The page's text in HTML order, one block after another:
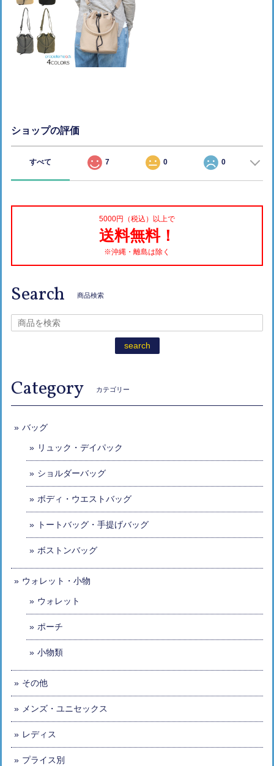
ショップの評価
すべて 7 0 0
5000円（税込）以上で
送料無料！
※沖縄・離島は除く
Search 商品検索
search
Category カテゴリー
バッグ
リュック・デイパック
ショルダーバッグ
ボディ・ウエストバッグ
トートバッグ・手提げバッグ
ボストンバッグ
ウォレット・小物
ウォレット
ポーチ
小物類
その他
メンズ・ユニセックス
レディス
プライス別